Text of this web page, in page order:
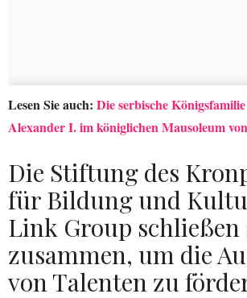
Lesen Sie auch: Die serbische
Alexander I. im königlichen Mausoleum
Die Stiftung des
für Bildung und
Link Group schließen
zusammen, um die
von Talenten zu